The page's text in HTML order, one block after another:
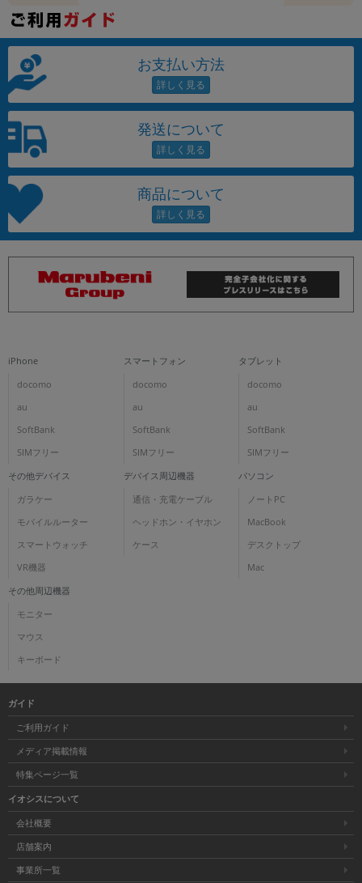
お支払い方法
発送について
商品について
iPhone
docomo
au
SoftBank
SIMフリー
スマートフォン
docomo
au
SoftBank
SIMフリー
タブレット
docomo
au
SoftBank
SIMフリー
その他デバイス
ガラケー
モバイルルーター
スマートウォッチ
VR機器
デバイス周辺機器
通信・充電ケーブル
ヘッドホン・イヤホン
ケース
パソコン
ノートPC
MacBook
デスクトップ
Mac
その他周辺機器
モニター
マウス
キーボード
ガイド
ご利用ガイド
メディア掲載情報
特集ページ一覧
イオシスについて
会社概要
店舗案内
事業所一覧